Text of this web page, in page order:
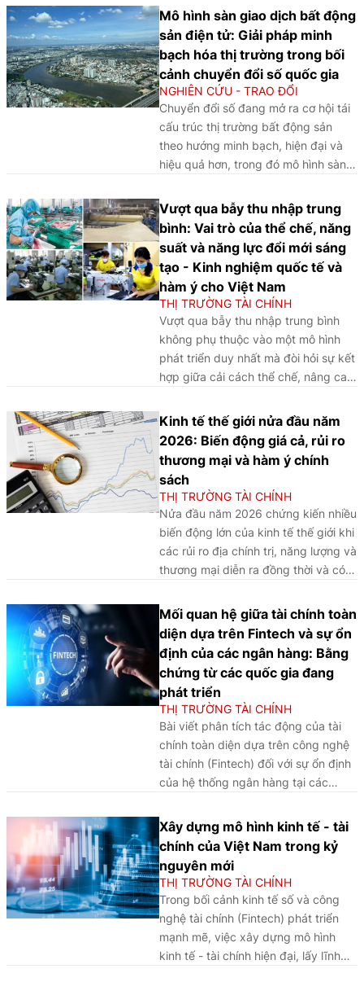
tích kinh nghiệm quốc tế và đề xuất
một số giải pháp nhằm phát triển hệ
sinh thái dịch vụ tài chính hiện đại tại
Việt Nam.
Mô hình sàn giao dịch bất động
sản điện tử: Giải pháp minh
bạch hóa thị trường trong bối
cảnh chuyển đổi số quốc gia
NGHIÊN CỨU - TRAO ĐỔI
Chuyển đổi số đang mở ra cơ hội tái
cấu trúc thị trường bất động sản
theo hướng minh bạch, hiện đại và
hiệu quả hơn, trong đó mô hình sàn
kỳ vọng sẽ góp phần số hóa toàn bộ
quy trình giao dịch, tăng cường kết
nối dữ liệu và nâng cao năng lực
quản lý thị trường.
Vượt qua bẫy thu nhập trung
bình: Vai trò của thể chế, năng
suất và năng lực đổi mới sáng
tạo - Kinh nghiệm quốc tế và
hàm ý cho Việt Nam
THỊ TRƯỜNG TÀI CHÍNH
Vượt qua bẫy thu nhập trung bình
không phụ thuộc vào một mô hình
phát triển duy nhất mà đòi hỏi sự kết
hợp giữa cải cách thể chế, nâng cao
tạo. Từ kinh nghiệm quốc tế, bài viết
gợi mở những ưu tiên chính sách
giúp Việt Nam hướng tới mục tiêu trở
thành quốc gia thu nhập cao.
Kinh tế thế giới nửa đầu năm
2026: Biến động giá cả, rủi ro
thương mại và hàm ý chính
sách
THỊ TRƯỜNG TÀI CHÍNH
Nửa đầu năm 2026 chứng kiến nhiều
biến động lớn của kinh tế thế giới khi
các rủi ro địa chính trị, năng lượng và
thương mại diễn ra đồng thời và có
trường tài chính cũng như hoạt động
sản xuất, kinh doanh của nhiều quốc
gia. Là nền kinh tế có độ mở cao và
phụ thuộc đáng kể vào nhập khẩu
năng lượng cũng như xuất khẩu
sang các thị trường lớn, Việt Nam
chịu ảnh hưởng tương đối rõ nét từ
các cú sốc bên ngoài. Trong bối
cảnh đó, việc đánh giá đầy đủ cơ
chế truyền dẫn, phân tích tác động
nghĩa quan trọng đối với công tác
điều hành chính sách trong ngắn hạn
cũng như nâng cao khả năng chống
chịu của nền kinh tế trong trung và
dài hạn.
Mối quan hệ giữa tài chính toàn
diện dựa trên Fintech và sự ổn
định của các ngân hàng: Bằng
chứng từ các quốc gia đang
phát triển
THỊ TRƯỜNG TÀI CHÍNH
Bài viết phân tích tác động của tài
chính toàn diện dựa trên công nghệ
tài chính (Fintech) đối với sự ổn định
của hệ thống ngân hàng tại các
vai trò của đổi mới tài chính và
chuyển đổi số trong nâng cao năng
lực chống chịu của ngân hàng, đồng
thời đề xuất các hàm ý chính sách
nhằm thúc đẩy tài chính toàn diện và
phát triển hệ thống tài chính bền
vững.
Xây dựng mô hình kinh tế - tài
chính của Việt Nam trong kỷ
nguyên mới
THỊ TRƯỜNG TÀI CHÍNH
Trong bối cảnh kinh tế số và công
nghệ tài chính (Fintech) phát triển
mạnh mẽ, việc xây dựng mô hình
kinh tế - tài chính hiện đại, lấy lĩnh